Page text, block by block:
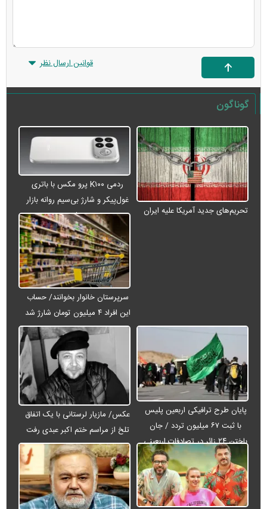
قوانین ارسال نظر
گوناگون
تحریم‌های جدید آمریکا علیه ایران
ردمی K۱۰۰ پرو مکس با باتری
غول‌پیکر و شارژ بی‌سیم روانه بازار
می‌شود
سرپرستان خانوار بخوانند/ حساب
این افراد ۴ میلیون تومان شارژ شد
پایان طرح ترافیکی اربعین پلیس
با ثبت ۶۷ میلیون تردد / جان
باختن ۲۴ زائر در تصادفات اربعینی
عکس/ مازیار لرستانی با یک اتفاق
تلخ از مراسم ختم اکبر عبدی رفت